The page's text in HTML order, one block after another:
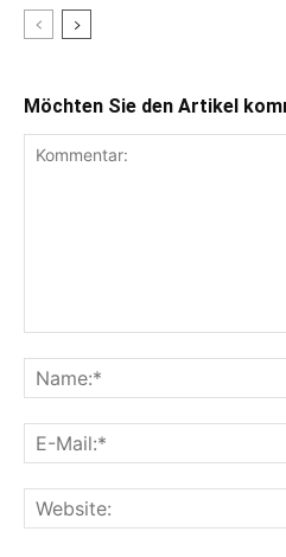
Möchten Sie den Artikel